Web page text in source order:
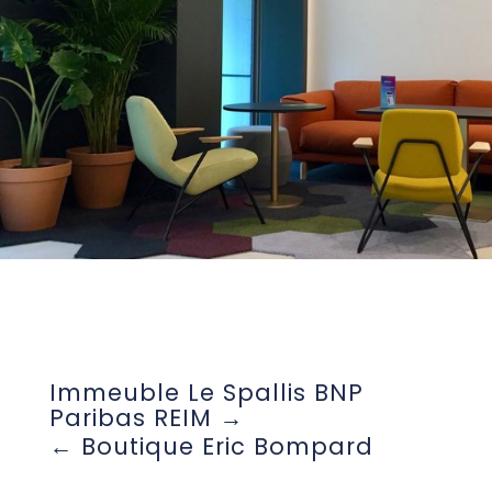
Immeuble Le Spallis BNP
Paribas REIM
Boutique Eric Bompard